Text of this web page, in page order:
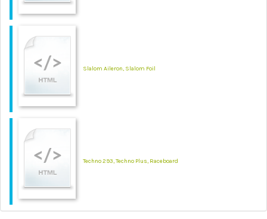
Slalom Aileron, Slalom Foil
Techno 293, Techno Plus, Raceboard